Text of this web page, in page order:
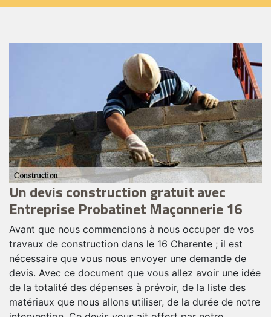
Travaux répondant aux normes en
vigueur avec Entreprise Probatinet
Maçonnerie 16
Si vous envisagez de faire construire une maison, un
entrepôt, des murs, des terrasses dans le 16 Charente ;
n’hésitez surtout pas à contacter notre entreprise
Entreprise Probatinet Maçonnerie 16 pour s’occuper de
cette tâche. Nous avons à notre service des équipes